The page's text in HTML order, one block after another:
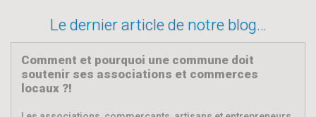
Le dernier article de notre blog…
Comment et pourquoi une commune doit
soutenir ses associations et commerces
locaux ?!